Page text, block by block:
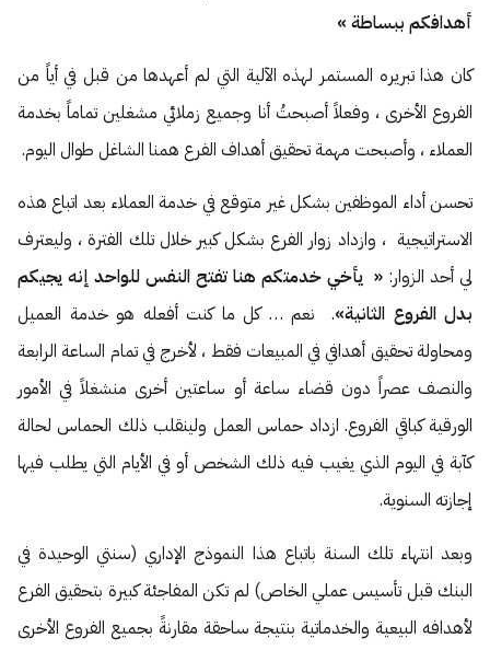
أهدافكم ببساطة »
كان هذا تبريره المستمر لهذه الآلية التي لم أعهدها من قبل في أياً من
الفروع الأخرى ، وفعلاً أصبحتُ أنا وجميع زملائي مشغلين تماماً بخدمة
العملاء ، وأصبحت مهمة تحقيق أهداف الفرع همنا الشاغل طوال اليوم.
تحسن أداء الموظفين بشكل غير متوقع في خدمة العملاء بعد اتباع هذه
الاستراتيجية ، وازداد زوار الفرع بشكل كبير خلال تلك الفترة ، وليعترف
لي أحد الزوار: « يأخي خدمتكم هنا تفتح النفس للواحد إنه يجيكم
بدل الفروع الثانية». نعم … كل ما كنت أفعله هو خدمة العميل
ومحاولة تحقيق أهدافي في المبيعات فقط ، لأخرج في تمام الساعة الرابعة
والنصف عصراً دون قضاء ساعة أو ساعتين أخرى منشغلاً في الأمور
الورقية كباقي الفروع. ازداد حماس العمل ولينقلب ذلك الحماس لحالة
كآبة في اليوم الذي يغيب فيه ذلك الشخص أو في الأيام التي يطلب فيها
إجازته السنوية.
وبعد انتهاء تلك السنة باتباع هذا النموذج الإداري (سنتي الوحيدة في
البنك قبل تأسيس عملي الخاص) لم تكن المفاجئة كبيرة بتحقيق الفرع
لأهدافه البيعية والخدماتية بنتيجة ساحقة مقارنةً بجميع الفروع الأخرى